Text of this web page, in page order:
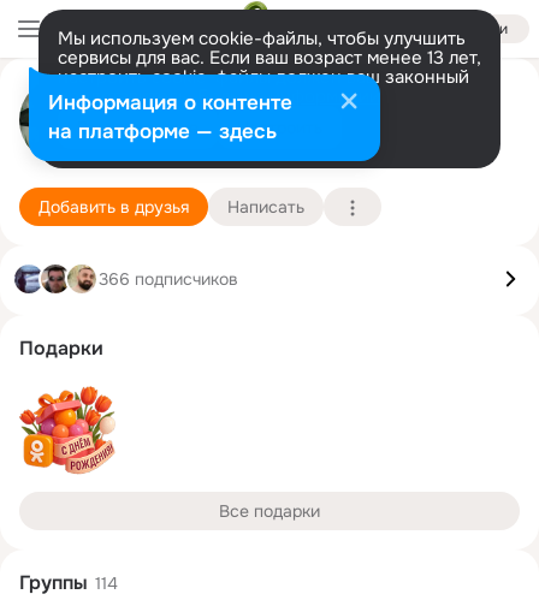
Войти
Мы используем cookie-файлы, чтобы улучшить
сервисы для вас. Если ваш возраст менее 13 лет,
настроить cookie-файлы должен ваш законный
представитель. Больше информации
Разрешить все Настроить
Наталья Вострикова
г. Старая Купавна (Ногинский район)
2 школа им. А. Стоева
Подробнее
Добавить в друзья Написать
366 подписчиков
Подарки
Все подарки
Группы 114
Информация о контенте
на платформе — здесь